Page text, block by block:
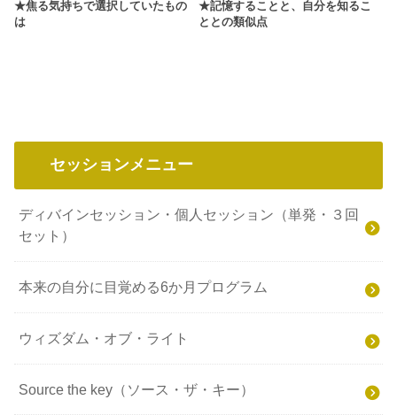
★焦る気持ちで選択していたもの
は
★記憶することと、自分を知るこ
ととの類似点
セッションメニュー
ディバインセッション・個人セッション（単発・３回
セット）
本来の自分に目覚める6か月プログラム
ウィズダム・オブ・ライト
Source the key（ソース・ザ・キー）